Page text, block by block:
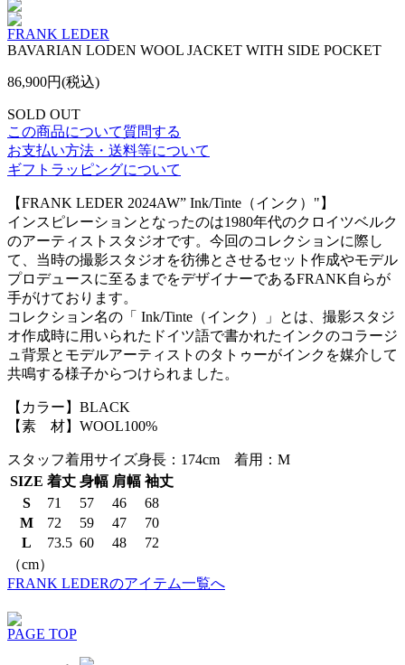
FRANK LEDER
BAVARIAN LODEN WOOL JACKET WITH SIDE POCKET
86,900円(税込)
SOLD OUT
この商品について質問する
お支払い方法・送料等について
ギフトラッピングについて
【FRANK LEDER 2024AW” Ink/Tinte（インク）"】
インスピレーションとなったのは1980年代のクロイツベルク
のアーティストスタジオです。今回のコレクションに際し
て、当時の撮影スタジオを彷彿とさせるセット作成やモデル
プロデュースに至るまでをデザイナーであるFRANK自らが
手がけております。
コレクション名の「 Ink/Tinte（インク）」とは、撮影スタジ
オ作成時に用いられたドイツ語で書かれたインクのコラージ
ュ背景とモデルアーティストのタトゥーがインクを媒介して
共鳴する様子からつけられました。
【カラー】BLACK
【素 材】WOOL100%
スタッフ着用サイズ身長：174cm 着用：M
SIZE 着丈 身幅 肩幅 袖丈
S
71 57 46
68
M
72 59 47
70
L
73.5 60 48
72
（cm）
FRANK LEDERのアイテム一覧へ
PAGE TOP